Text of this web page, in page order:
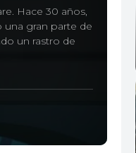
Hace 30 años,
una gran parte de
un rastro de